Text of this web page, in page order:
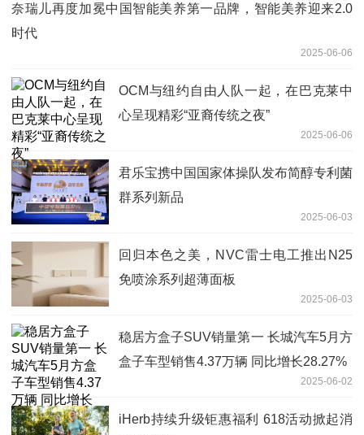
奈瑞儿再度加冕中国智能美养第一品牌，智能美养迎来2.0
时代
2025-06-06
OCM与纽约自由人队一起，在巴克莱中
心呈现精彩“亚裔传统之夜”
2025-06-06
君乐宝携中国国家体操队发布简醇专利菌
群系列新品
2025-06-03
回归本色之美，NVC雷士电工推出N25
免喷涂系列超薄面板
2025-06-03
稳居方盒子SUV销量第一 长城汽车5月方
盒子车型销售4.37万辆 同比增长28.27%
2025-06-02
iHerb持续升级钜惠福利 618活动掀起消